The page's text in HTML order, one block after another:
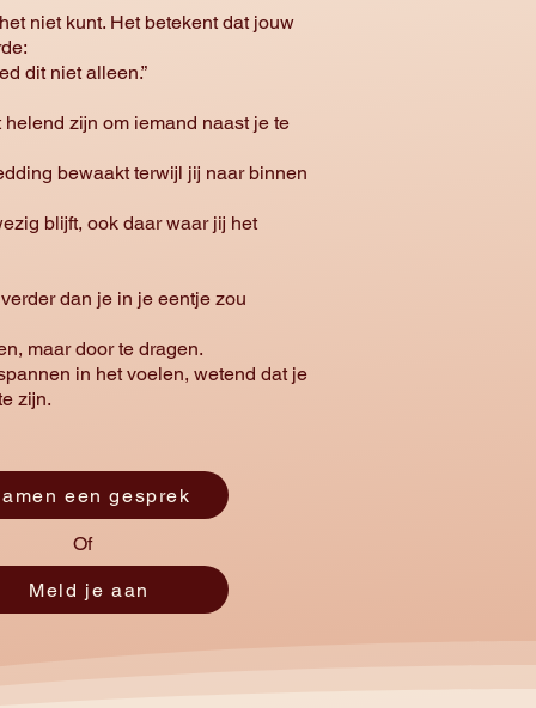
niet kunt. Het betekent dat jouw
dit niet alleen.”
zijn om iemand naast je te
bewaakt terwijl jij naar binnen
blijft, ook daar waar jij het
dan je in je eentje zou
maar door te dragen.
in het voelen, wetend dat je
zijn.
een gesprek
Of
Meld je aan